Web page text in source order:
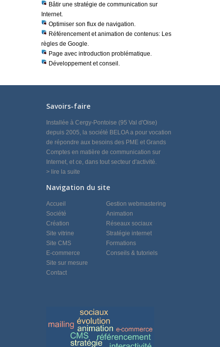
Bâtir une stratégie de communication sur
Internet.
Optimiser son flux de navigation.
Référencement et animation de contenus: Les
règles de Google.
Page avec introduction problématique.
Développement et conseil.
Savoirs-faire
Installée à Cergy-Pontoise (95 Val d'Oise)
depuis 2005, la société BELOA a pour vocation
de répondre aux besoins des PME et Grands
Comptes en matière de communication sur
Internet, et ce, dans tout secteur d'activité.
> lire la suite
Navigation du site
Accueil
Société
Création
Site vitrine
Site CMS
E-commerce
Site sur mesure
Contact
Gestion webmastering
Animation
Réseaux sociaux
Stratégie internet
Formations
Conseils & tutoriels